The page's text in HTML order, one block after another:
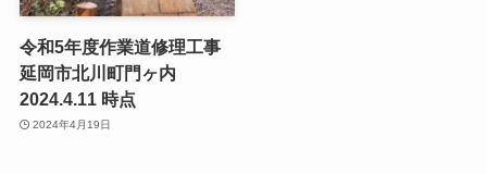
令和5年度作業道修理工事
延岡市北川町門ヶ内
2024.4.11 時点
2024年4月19日